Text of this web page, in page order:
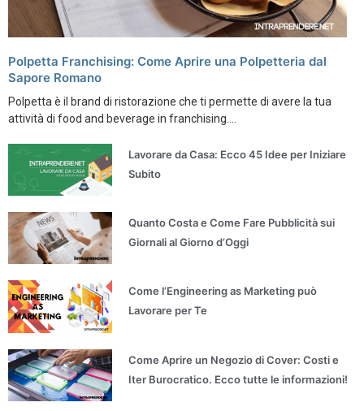
Polpetta Franchising: Come Aprire una Polpetteria dal
Sapore Romano
Polpetta è il brand di ristorazione che ti permette di avere la tua
attività di food and beverage in franchising....
Lavorare da Casa: Ecco 45 Idee per Iniziare
Subito
Quanto Costa e Come Fare Pubblicità sui
Giornali al Giorno d’Oggi
Come l’Engineering as Marketing può
Lavorare per Te
Come Aprire un Negozio di Cover: Costi e
Iter Burocratico. Ecco tutte le informazioni!